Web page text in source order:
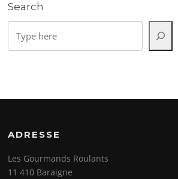
Search
ADRESSE
Les Gourmands Roulants
11 410 Baraigne